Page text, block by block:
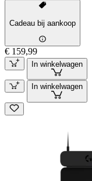
Cadeau bij aankoop
€ 159,99
In winkelwagen
In winkelwagen